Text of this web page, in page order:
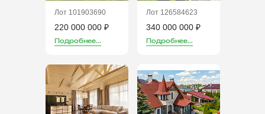
Лот 101903690
220 000 000 ₽
Подробнее...
Лот 126584623
340 000 000 ₽
Подробнее...